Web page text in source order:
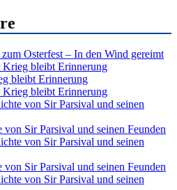
Osterfest – In den Wind gereimt
Krieg bleibt Erinnerung
bleibt Erinnerung
Krieg bleibt Erinnerung
von Sir Parsival und seinen
von Sir Parsival und seinen Feunden
von Sir Parsival und seinen
von Sir Parsival und seinen Feunden
von Sir Parsival und seinen